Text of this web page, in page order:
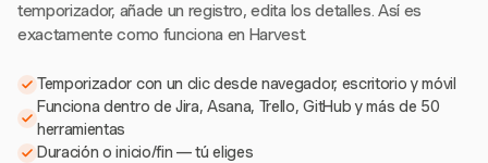
temporizador, añade un registro, edita los detalles. Así es
exactamente como funciona en Harvest.
Temporizador con un clic desde navegador, escritorio y móvil
Funciona dentro de Jira, Asana, Trello, GitHub y más de 50
herramientas
Duración o inicio/fin — tú eliges